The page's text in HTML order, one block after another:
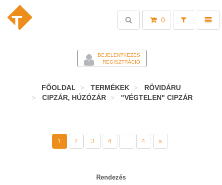
Toggle
0
Toggle
search
BEJELENTKEZÉS
REGISZTRÁCIÓ
FŐOLDAL TERMÉKEK
RÖVIDÁRU
CIPZÁR, HÚZÓZÁR
"VÉGTELEN" CIPZÁR
1 2 3 4 ... 4 »
Rendezés